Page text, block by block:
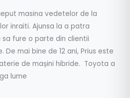
masina vedetelor de la
inraiti. Ajunsa la a patra
sa fure o parte din clientii
De mai bine de 12 ani, Prius este
de mașini hibride. Toyota a
lume